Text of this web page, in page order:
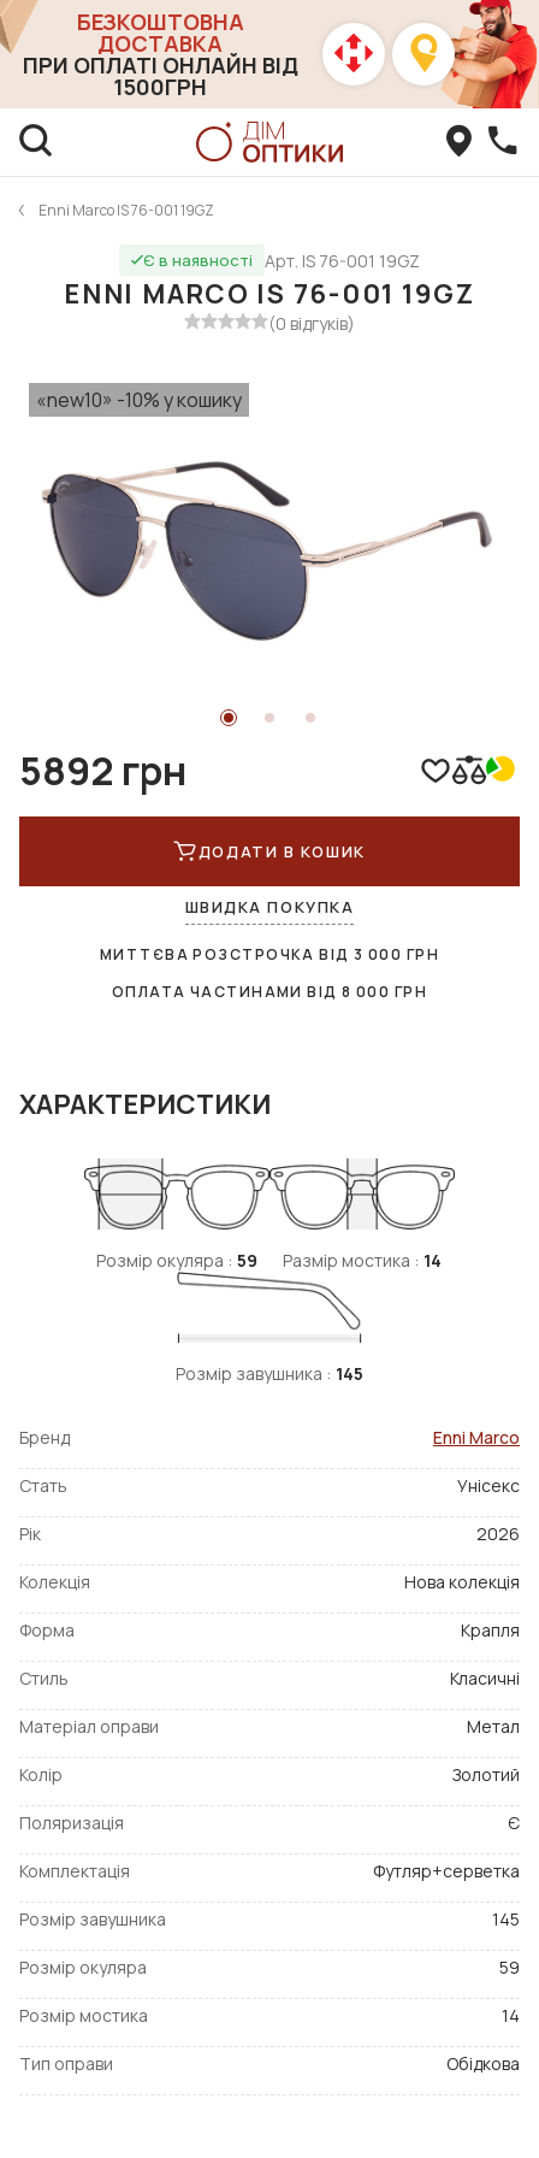
БЕЗКОШТОВНА
ДОСТАВКА
ПРИ ОПЛАТІ ОНЛАЙН ВІД
1500ГРН
Enni Marco IS 76-001 19GZ
Є в наявності Арт. IS 76-001 19GZ
ENNI MARCO IS 76-001 19GZ
(0 відгуків)
«new10» -10% у кошику
5892 грн
ДОДАТИ В КОШИК
ШВИДКА ПОКУПКА
МИТТЄВА РОЗСТРОЧКА ВІД 3 000 ГРН
ОПЛАТА ЧАСТИНАМИ ВІД8 000 ГРН
ХАРАКТЕРИСТИКИ
Розмір окуляра : 59 Размір мостика : 14
Розмір завушника : 145
Бренд Enni Marco
Стать Унісекс
Рік 2026
Колекція Нова колекція
Форма Крапля
Стиль Класичні
Матеріал оправи Метал
Колір Золотий
Поляризація Є
Комплектація Футляр+серветка
Розмір завушника 145
Розмір окуляра 59
Розмір мостика 14
Тип оправи Обідкова